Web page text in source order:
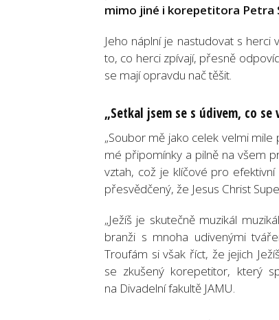
mimo jiné i korepetitora Petra
Jeho náplní je nastudovat s
to, co herci zpívají, přesně
se mají opravdu nač těšit.
„Setkal jsem se s údivem, co se
„Soubor mě jako celek velmi
mé připomínky a pilně na všem
vztah, což je klíčové pro
přesvědčený, že Jesus Christ
„Ježíš je skutečně muzikál
branži s mnoha udivenými
Troufám si však říct, že jejich
se zkušený korepetitor, který
na Divadelní fakultě JAMU.